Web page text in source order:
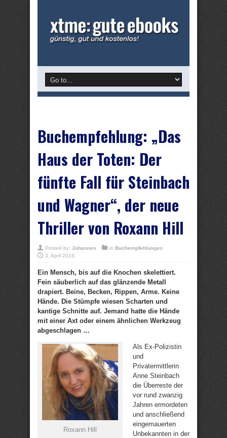
Buchempfehlung: „Das
Haus der Toten: Der
fünfte Fall für Steinbach
und Wagner“, der neue
Thriller von Roxann Hill
Posted by: Johannes in Buchempfehlungen
3. April 2016
Ein Mensch, bis auf die Knochen skelettiert.
Fein säuberlich auf das glänzende Metall
drapiert. Beine, Becken, Rippen, Arme. Keine
Hände. Die Stümpfe wiesen Scharten und
kantige Schnitte auf. Jemand hatte die Hände
mit einer Axt oder einem ähnlichen Werkzeug
abgeschlagen …
Roxann Hill
Als Ex-Polizistin
und
Privatermittlerin
Anne Steinbach
die Überreste der
vor rund zwanzig
Jahren ermordeten
und anschließend
eingemauerten
Unbekannten in der